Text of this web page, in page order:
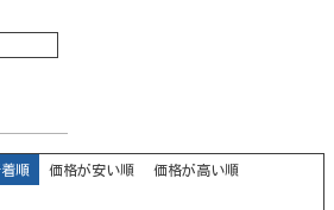
順 価格が安い順 価格が高い順